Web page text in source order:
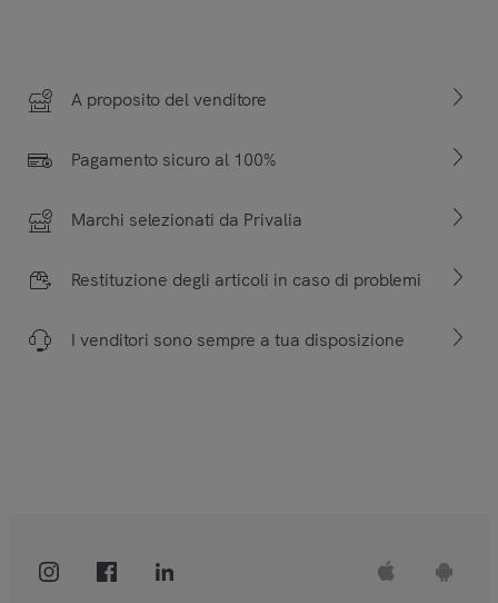
A proposito del venditore
Pagamento sicuro al 100%
Marchi selezionati da Privalia
Restituzione degli articoli in caso di problemi
I venditori sono sempre a tua disposizione